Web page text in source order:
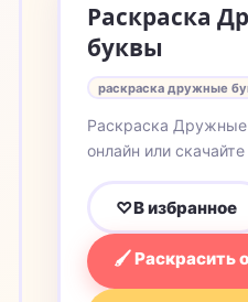
Раскраска
буквы
раскраска дружные
Раскраска
онлайн или
♡В избранное
🖌 Раскрасить